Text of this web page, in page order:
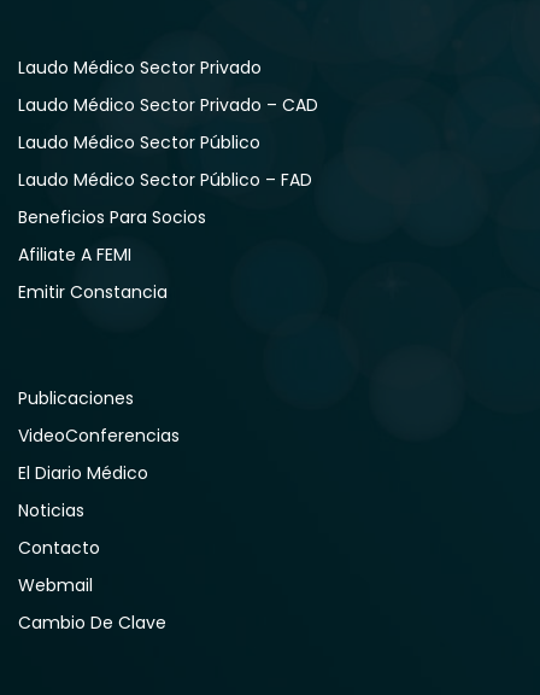
Laudo Médico Sector Privado
Laudo Médico Sector Privado – CAD
Laudo Médico Sector Público
Laudo Médico Sector Público – FAD
Beneficios Para Socios
Afiliate A FEMI
Emitir Constancia
Publicaciones
VideoConferencias
El Diario Médico
Noticias
Contacto
Webmail
Cambio De Clave